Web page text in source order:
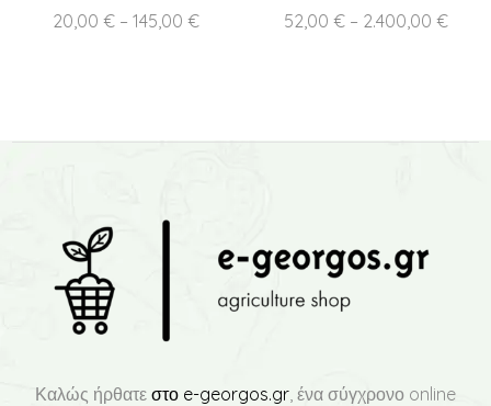
20,00 € – 145,00 €Price
52,00 € – 2.400,00 €Price
Καλώς ήρθατε στο e-georgos.gr , ένα σύγχρονο online